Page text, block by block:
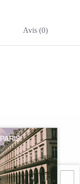
Avis (0)